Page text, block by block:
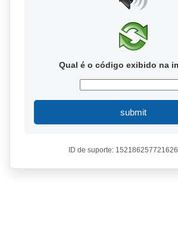
Qual é o código exibido na
submit
ID de suporte: